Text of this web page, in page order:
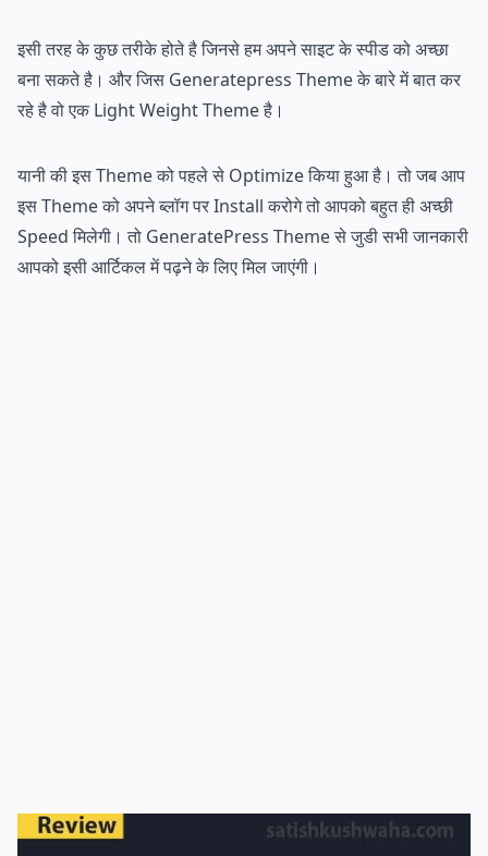
इसी तरह के कुछ तरीके होते है जिनसे हम अपने साइट के स्पीड को अच्छा
बना सकते है। और जिस Generatepress Theme के बारे में बात कर
रहे है वो एक Light Weight Theme है।
यानी की इस Theme को पहले से Optimize किया हुआ है। तो जब आप
इस Theme को अपने ब्लॉग पर Install करोगे तो आपको बहुत ही अच्छी
Speed मिलेगी। तो GeneratePress Theme से जुडी सभी जानकारी
आपको इसी आर्टिकल में पढ़ने के लिए मिल जाएंगी।